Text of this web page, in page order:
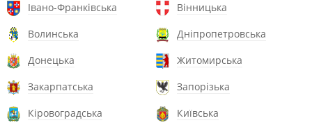
Івано-Франківська
Вінницька
Волинська
Дніпропетровська
Донецька
Житомирська
Закарпатська
Запорізька
Кіровоградська
Київська